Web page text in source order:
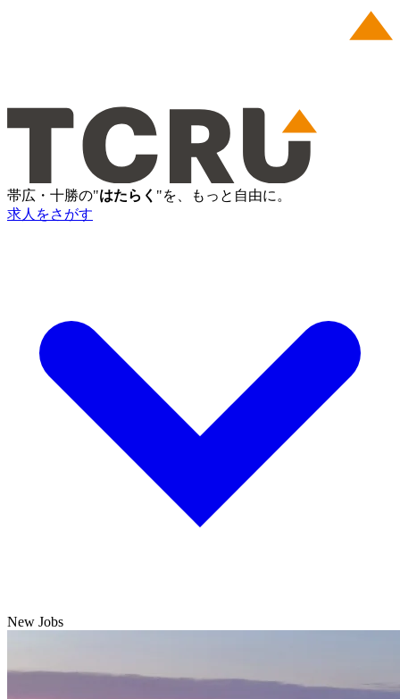
帯広・十勝の"はたらく "を、もっと自由に。
求人をさがす
New Jobs